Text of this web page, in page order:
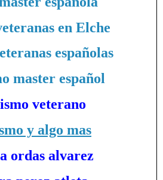
en Elche
españolas
master español
veterano
y algo mas
ordas alvarez